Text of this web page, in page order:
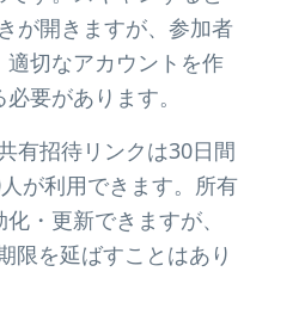
が開きますが、参加者
適切なアカウントを作
要があります。
有招待リンクは30日間
が利用できます。所有
・更新できますが、
限を延ばすことはあり